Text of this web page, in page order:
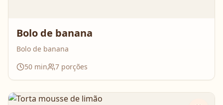
Bolo de banana
Bolo de banana
50 min 7 porções